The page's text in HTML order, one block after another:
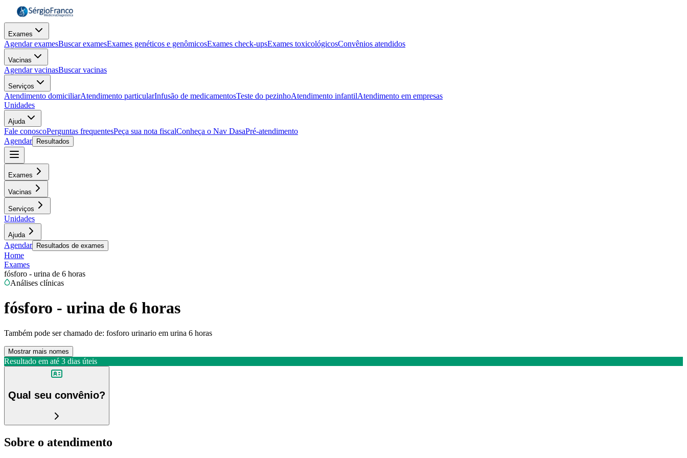
Exames
Agendar examesBuscar examesExames genéticos e genômicosExames check-upsExames toxicológicosConvênios atendidos
Vacinas
Agendar vacinasBuscar vacinas
Serviços
Atendimento domiciliarAtendimento particularInfusão de medicamentosTeste do pezinhoAtendimento infantilAtendimento em empresas
Unidades
Ajuda
Fale conoscoPerguntas frequentesPeça sua nota fiscalConheça o Nav DasaPré-atendimento
Agendar
Resultados
Exames
Vacinas
Serviços
Unidades
Ajuda
Agendar Resultados de exames
Home
Exames
fósforo - urina de 6 horas
Análises clínicas
fósforo - urina de 6 horas
Também pode ser chamado de: fosforo urinario em urina 6 horas
Mostrar mais nomes
Resultado em até 3 dias úteis
Qual seu convênio?
Sobre o atendimento